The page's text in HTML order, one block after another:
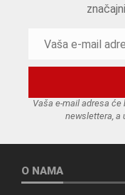
Vaša e-mail adresa
newslettera, a
O NAMA